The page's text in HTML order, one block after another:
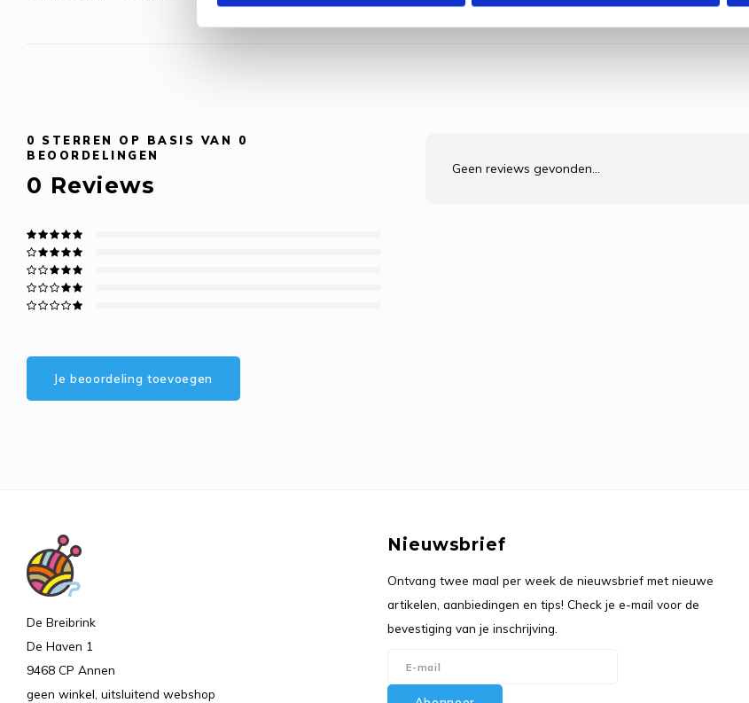
0 STERREN OP BASIS VAN 0
BEOORDELINGEN
0 Reviews
Je beoordeling toevoegen
Geen reviews gevonden...
De Breibrink
De Haven 1
9468 CP Annen
geen winkel, uitsluitend webshop
Nieuwsbrief
Ontvang twee maal per week de nieuwsbrief met nieuwe
artikelen, aanbiedingen en tips! Check je e-mail voor de
bevestiging van je inschrijving.